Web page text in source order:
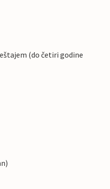
(do četiri godine